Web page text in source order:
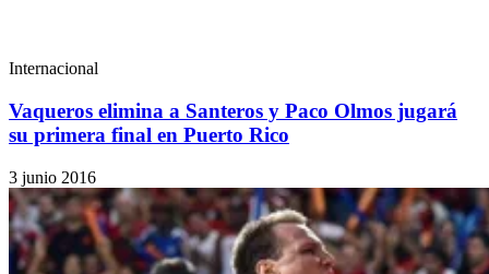
Internacional
Vaqueros elimina a Santeros y Paco Olmos jugará
su primera final en Puerto Rico
3 junio 2016